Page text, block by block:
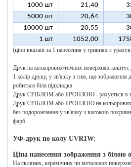
1000 шт 21,40
5000 шт
20,64
10000 шт
20,55
1 шт
1052,00
(ціни вказані за 1 нанесення у гривнях з
Друк на кольорових/темних поверхнях коштує
1 колір друку, у зв'язку з тим, що зображення
робиться біла підкладка.
Друк СРІБЛОМ або БРОНЗОЮ - рахується в
Друк СРІБЛОМ або БРОНЗОЮ на кольорових/
без подорожчання у зв'язку з високою
фарб.
УФ-друк по колу UVR1W:
Ціна нанесення зображення з білою
На скляних, керамічних чи металевих